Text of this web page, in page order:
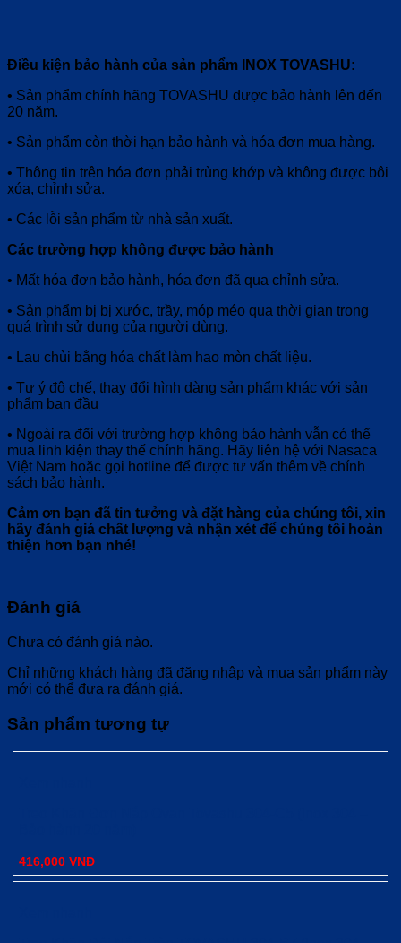
Điều kiện bảo hành của sản phẩm INOX TOVASHU:
• Sản phẩm chính hãng TOVASHU được bảo hành lên đến
20 năm.
• Sản phẩm còn thời hạn bảo hành và hóa đơn mua hàng.
• Thông tin trên hóa đơn phải trùng khớp và không được bôi
xóa, chỉnh sửa.
• Các lỗi sản phẩm từ nhà sản xuất.
Các trường hợp không được bảo hành
• Mất hóa đơn bảo hành, hóa đơn đã qua chỉnh sửa.
• Sản phẩm bị bị xước, trầy, móp méo qua thời gian trong
quá trình sử dụng của người dùng.
• Lau chùi bằng hóa chất làm hao mòn chất liệu.
• Tự ý độ chế, thay đổi hình dàng sản phẩm khác với sản
phẩm ban đầu
• Ngoài ra đối với trường hợp không bảo hành vẫn có thể
mua linh kiện thay thế chính hãng. Hãy liên hệ với Nasaca
Việt Nam hoặc gọi hotline để được tư vấn thêm về chính
sách bảo hành.
Cảm ơn bạn đã tin tưởng và đặt hàng của chúng tôi, xin
hãy đánh giá chất lượng và nhận xét để chúng tôi hoàn
thiện hơn bạn nhé!
Đánh giá
Chưa có đánh giá nào.
Chỉ những khách hàng đã đăng nhập và mua sản phẩm này
mới có thể đưa ra đánh giá.
Sản phẩm tương tự
416,000 VNĐ